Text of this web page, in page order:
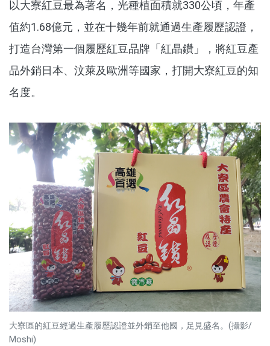
以大寮紅豆最為著名，光種植面積就330公頃，年產
值約1.68億元，並在十幾年前就通過生產履歷認證，
打造台灣第一個履歷紅豆品牌「紅晶鑽」，將紅豆產
品外銷日本、汶萊及歐洲等國家，打開大寮紅豆的知
名度。
大寮區的紅豆經過生產履歷認證並外銷至他國，足見盛名。(攝影/
Moshi)